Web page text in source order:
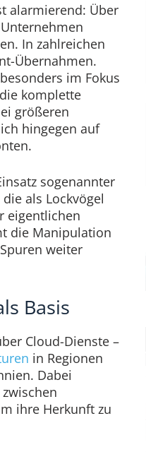
alarmierend: Über
In zahlreichen
Übernahmen.
im Fokus
komplette
größeren
hingegen auf
sogenannter
als Lockvögel
eigentlichen
die Manipulation
weiter
Basis
Cloud-Dienste –
in Regionen
Dabei
ihre Herkunft zu